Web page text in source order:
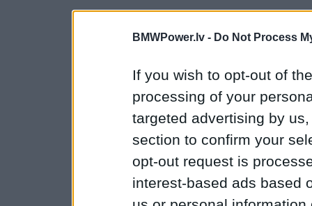
BMWPower.lv - Do Not Process
If you wish to opt-out of
processing of your
targeted advertising by
section to confirm your
opt-out request is
interest-based ads based